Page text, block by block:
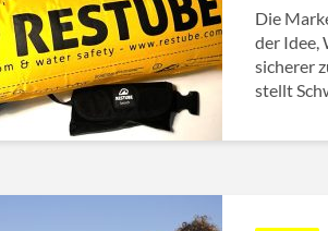
Die
der Idee,
sicherer
stellt